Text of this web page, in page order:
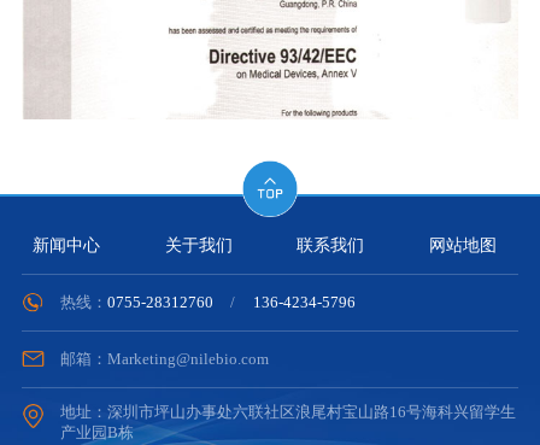
新闻中心 关于我们 联系我们 网站地图
热线： 0755-28312760 / 136-4234-5796
邮箱：Marketing@nilebio.com
地址：深圳市坪山办事处六联社区浪尾村宝山路16号海科兴留学生
产业园B栋